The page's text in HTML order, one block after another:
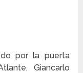
por la puerta
Giancarlo